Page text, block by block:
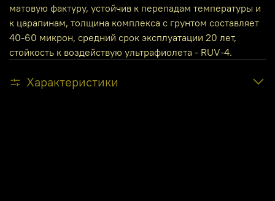
матовую фактуру, устойчив к перепадам температуры и
к царапинам, толщина комплекса с грунтом составляет
40-60 микрон, средний срок эксплуатации 20 лет,
стойкость к воздействую ультрафиолета - RUV-4.
Характеристики